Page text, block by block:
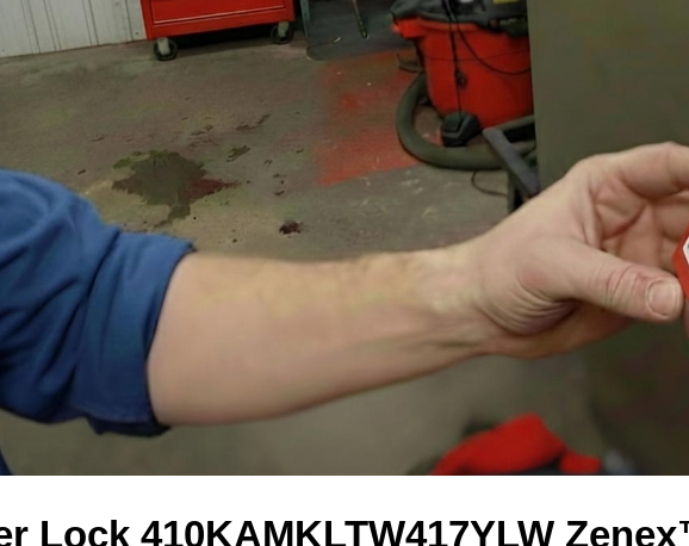
Lock 410KAMKLTW417YLW